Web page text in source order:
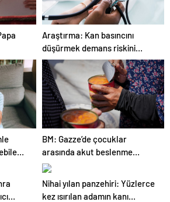
Araştırma: Kan basıncını
düşürmek demans riskini
azaltmaya yardımcı oluyor
BM: Gazze’de çocuklar
arasında akut beslenme
yetersizliği artıyor
Nihai yılan panzehiri: Yüzlerce
kez ısırılan adamın kanı